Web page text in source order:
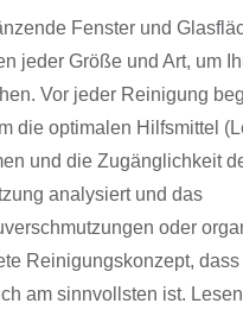
Fenster und
jeder Größe und Art, um
Vor jeder Reinigung
die optimalen Hilfsmittel
und die Zugänglichkeit
analysiert und das
oder
Reinigungskonzept, dass
am sinnvollsten ist.